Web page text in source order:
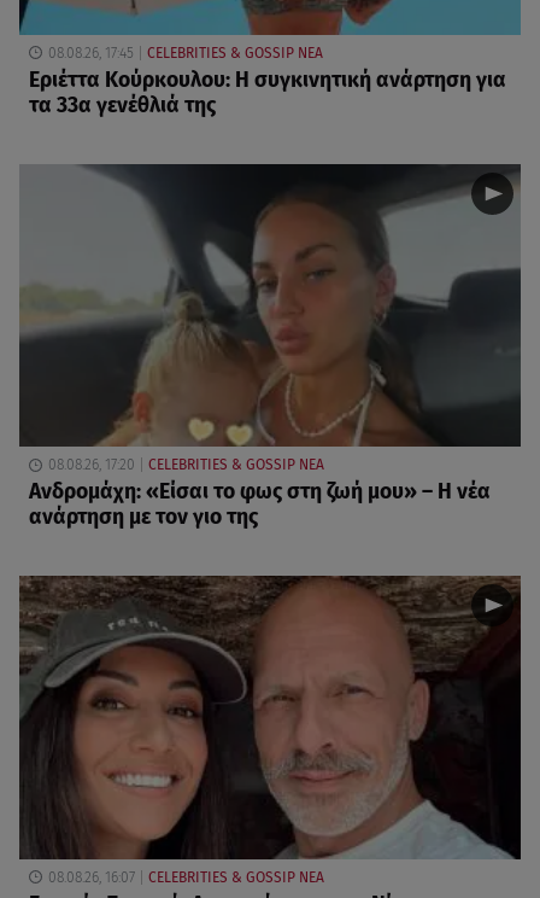
08.08.26, 17:45 CELEBRITIES & GOSSIP ΝΕΑ
Εριέττα Κούρκουλου: Η συγκινητική ανάρτηση για
τα 33α γενέθλιά της
08.08.26, 17:20 CELEBRITIES & GOSSIP ΝΕΑ
Ανδρομάχη: «Είσαι το φως στη ζωή μου» – Η νέα
ανάρτηση με τον γιο της
08.08.26, 16:07 CELEBRITIES & GOSSIP ΝΕΑ